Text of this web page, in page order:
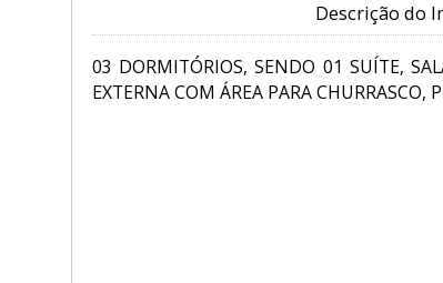
Descrição do
03 DORMITÓRIOS, SENDO 01 SUÍTE,
EXTERNA COM ÁREA PARA CHURRASCO,